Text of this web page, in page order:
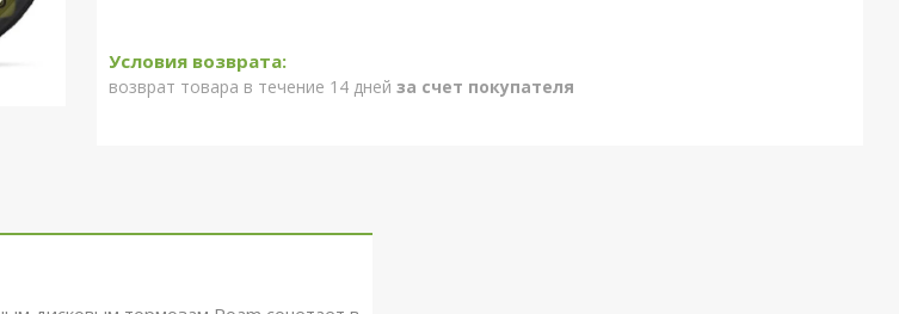
возврат товара в течение 14 дней за счет покупателя